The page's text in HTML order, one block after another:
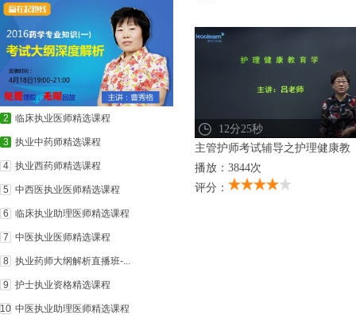
2 临床执业医师精选课程
3 执业中药师精选课程
4 执业西药师精选课程
5 中西医执业医师精选课程
6 临床执业助理医师精选课程
7 中医执业医师精选课程
8 执业药师大纲解析直播班-...
9 护士执业资格精选课程
10 中医执业助理医师精选课程
12分25秒
主管护师考试辅导之护理健康教
播放：3844次
评分：